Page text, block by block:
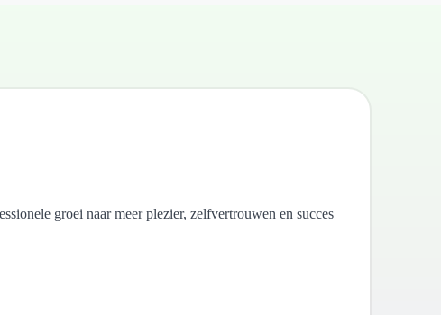
groei naar meer plezier, zelfvertrouwen en succes